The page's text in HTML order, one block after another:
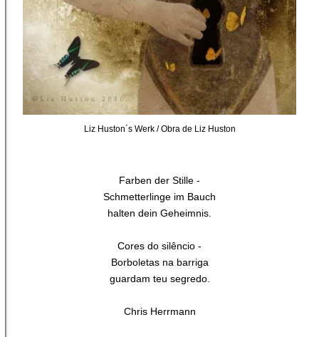
Liz Huston´s Werk / Obra de Liz Huston
Farben der Stille -
Schmetterlinge im Bauch
halten dein Geheimnis.
Cores do silêncio -
Borboletas na barriga
guardam teu segredo.
Chris Herrmann